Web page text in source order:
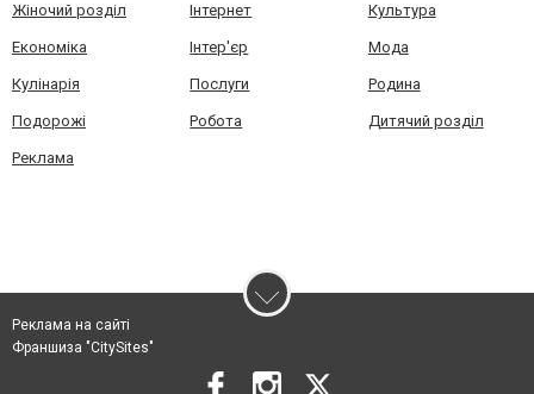
Жіночий розділ Інтернет Культура
Економіка Інтер'єр Мода
Кулінарія Послуги Родина
Подорожі Робота Дитячий розділ
Реклама
Реклама на сайті
Франшиза "CitySites"